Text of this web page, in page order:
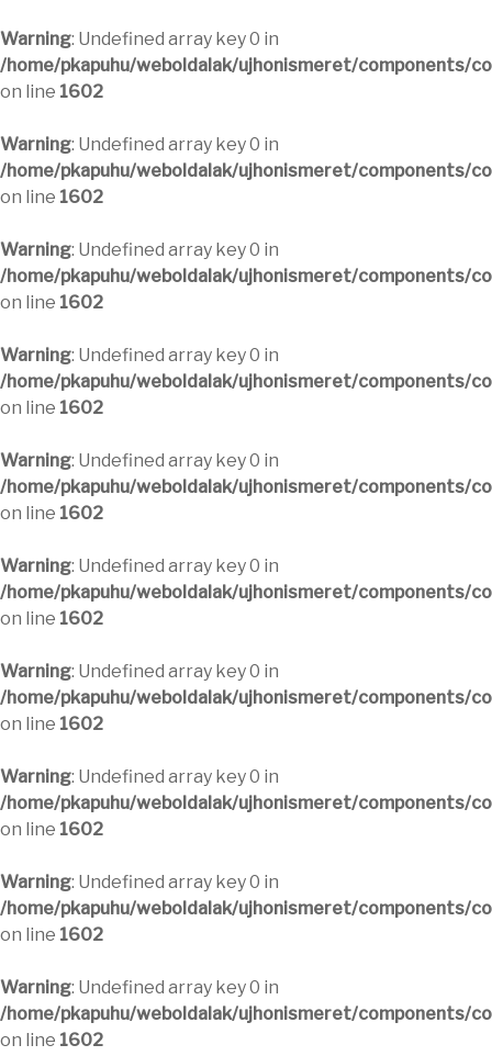
Warning: Undefined array key 0 in
/home/pkapuhu/weboldalak/ujhonismeret/components/
on line 1602
Warning: Undefined array key 0 in
/home/pkapuhu/weboldalak/ujhonismeret/components/
on line 1602
Warning: Undefined array key 0 in
/home/pkapuhu/weboldalak/ujhonismeret/components/
on line 1602
Warning: Undefined array key 0 in
/home/pkapuhu/weboldalak/ujhonismeret/components/
on line 1602
Warning: Undefined array key 0 in
/home/pkapuhu/weboldalak/ujhonismeret/components/
on line 1602
Warning: Undefined array key 0 in
/home/pkapuhu/weboldalak/ujhonismeret/components/
on line 1602
Warning: Undefined array key 0 in
/home/pkapuhu/weboldalak/ujhonismeret/components/
on line 1602
Warning: Undefined array key 0 in
/home/pkapuhu/weboldalak/ujhonismeret/components/
on line 1602
Warning: Undefined array key 0 in
/home/pkapuhu/weboldalak/ujhonismeret/components/
on line 1602
Warning: Undefined array key 0 in
/home/pkapuhu/weboldalak/ujhonismeret/components/
on line 1602